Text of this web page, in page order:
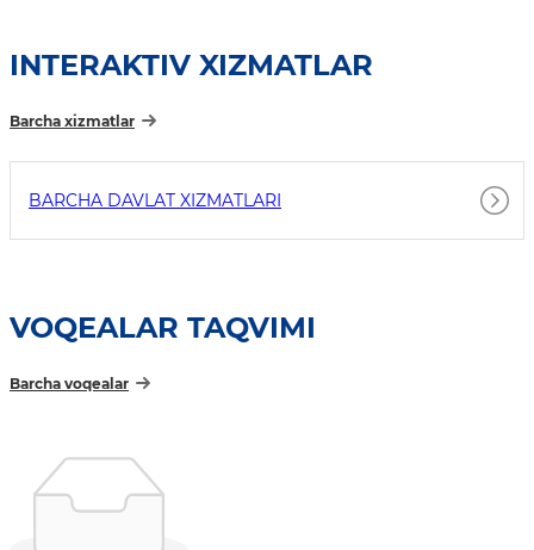
INTERAKTIV XIZMATLAR
Barcha xizmatlar
BARCHA DAVLAT XIZMATLARI
VOQEALAR TAQVIMI
Barcha voqealar